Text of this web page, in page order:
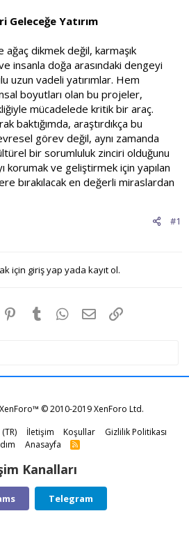
Geleceğe Yatırım
dikmek değil, karmaşık
insanla doğa arasındaki dengeyi
uzun vadeli yatırımlar. Hem
boyutları olan bu projeler,
mücadelede kritik bir araç.
baktığımda, araştırdıkça bu
görev değil, aynı zamanda
bir sorumluluk zinciri olduğunu
korumak ve geliştirmek için yapılan
bırakılacak en değerli miraslardan
#1
için giriş yap yada kayıt ol.
Pinterest
Tumblr WhatsApp
E-postaLink
© 2010-2019 XenForo Ltd.
İletişim Koşullar
Gizlilik Politikası
Anasayfa
R
Kanalları
Telegram